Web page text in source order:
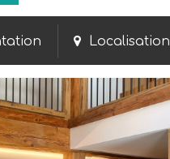
Localisation